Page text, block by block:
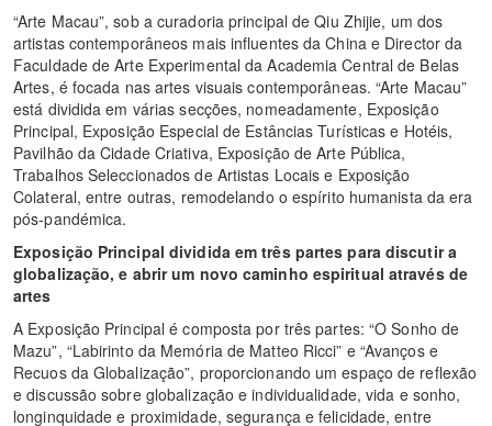
“Arte Macau”, sob a curadoria principal de Qiu Zhijie, um dos
artistas contemporâneos mais influentes da China e Director da
Faculdade de Arte Experimental da Academia Central de Belas
Artes, é focada nas artes visuais contemporâneas. “Arte Macau”
está dividida em várias secções, nomeadamente, Exposição
Principal, Exposição Especial de Estâncias Turísticas e Hotéis,
Pavilhão da Cidade Criativa, Exposição de Arte Pública,
Trabalhos Seleccionados de Artistas Locais e Exposição
Colateral, entre outras, remodelando o espírito humanista da era
pós-pandémica.
Exposição Principal dividida em três partes para discutir a
globalização, e abrir um novo caminho espiritual através de
artes
A Exposição Principal é composta por três partes: “O Sonho de
Mazu”, “Labirinto da Memória de Matteo Ricci” e “Avanços e
Recuos da Globalização”, proporcionando um espaço de reflexão
e discussão sobre globalização e individualidade, vida e sonho,
longinquidade e proximidade, segurança e felicidade, entre